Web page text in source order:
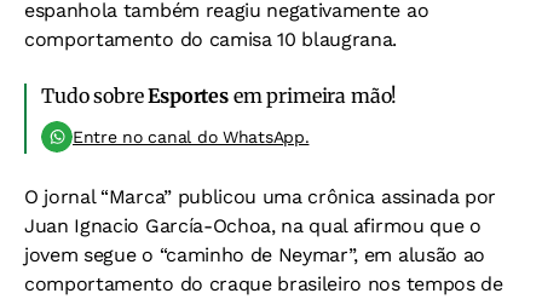
espanhola também reagiu negativamente ao
comportamento do camisa 10 blaugrana.
Tudo sobreEsportesem primeira mão!
Entre no canal do WhatsApp.
O jornal “Marca” publicou uma crônica assinada por
Juan Ignacio García-Ochoa, na qual afirmou que o
jovem segue o “caminho de Neymar”, em alusão ao
comportamento do craque brasileiro nos tempos de